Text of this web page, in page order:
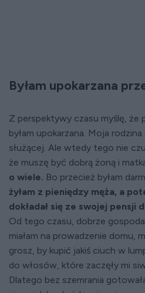
Byłam upokarzana
Z perspektywy czasu myślę, że
byłam upokarzana. Moja
służącej. Ale wtedy tego nie
że muszę być dobrą żoną i
o wiele. Bo przecież byłam
żyłam z pieniędzy męża, a
dokładał się ze swojej pensji
Od tego czasu, dobrze
miałam na prowadzenie domu,
grosz, by kupić jakiś ciuch w
do włosów, które zaczęły mi
Dlatego bez szemrania